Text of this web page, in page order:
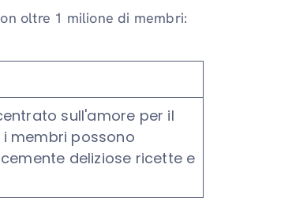
oltre 1 milione di membri:
sull'amore per il
membri possono
deliziose ricette e